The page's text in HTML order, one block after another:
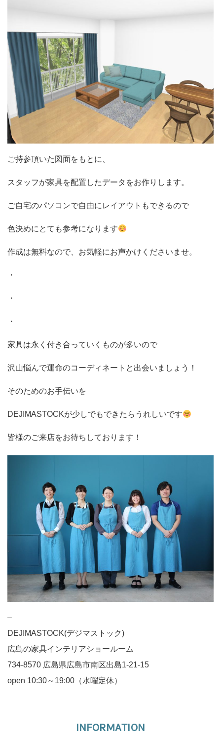
ご持参頂いた図面をもとに、
スタッフが家具を配置したデータをお作りします。
ご自宅のパソコンで自由にレイアウトもできるので
色決めにとても参考になります
作成は無料なので、お気軽にお声かけくださいませ。
・
・
・
家具は永く付き合っていくものが多いので
沢山悩んで運命のコーディネートと出会いましょう！
そのためのお手伝いを
DEJIMASTOCKが少しでもできたらうれしいです
皆様のご来店をお待ちしております！
–
DEJIMASTOCK(デジマストック)
広島の家具インテリアショールーム
734-8570 広島県広島市南区出島1-21-15
open 10:30～19:00（水曜定休）
INFORMATION